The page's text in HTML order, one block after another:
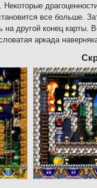
все больше.
на другой конец
аркада